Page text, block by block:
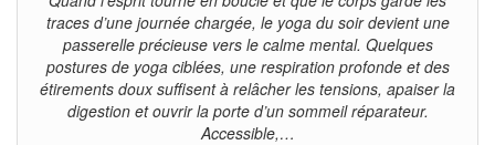
traces d’une journée chargée, le yoga du soir devient une
passerelle précieuse vers le calme mental. Quelques
postures de yoga ciblées, une respiration profonde et des
étirements doux suffisent à relâcher les tensions, apaiser la
digestion et ouvrir la porte d’un sommeil réparateur.
Accessible,…